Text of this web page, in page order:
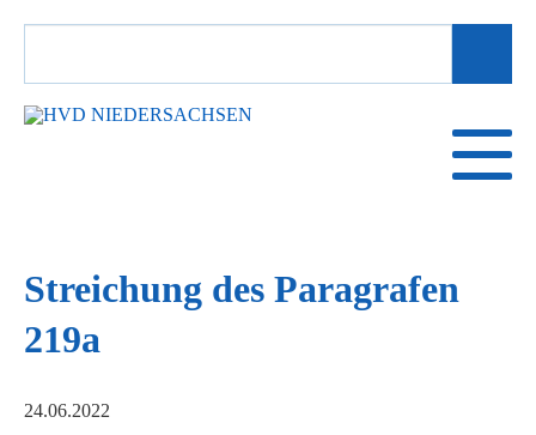
SUCHBEGRIFFE
Streichung des Paragrafen
219a
24.06.2022